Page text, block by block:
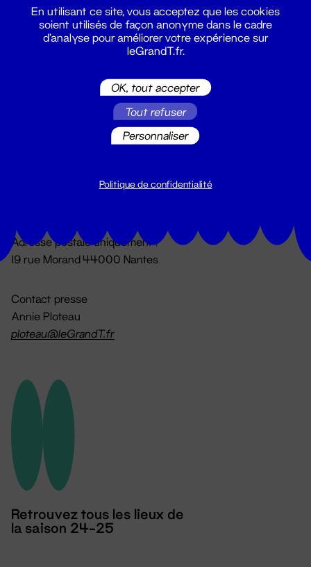
Du lundi au vendredi 14h → 18h
Adresse postale uniquement :
19 rue Morand 44000 Nantes
Contact presse
Annie Ploteau
ploteau@leGrandT.fr
Retrouvez tous les lieux de
la saison 24-25
En utilisant ce site, vous acceptez que les cookies
soient utilisés de façon anonyme dans le cadre
d'analyse pour améliorer votre expérience sur
leGrandT.fr.
OK, tout accepter
Tout refuser
Personnaliser
Politique de confidentialité